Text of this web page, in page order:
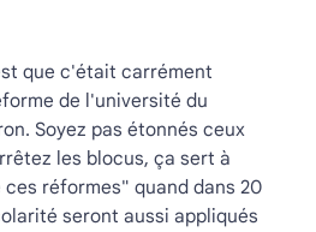
que c'était carrément
de l'université du
Soyez pas étonnés ceux
les blocus, ça sert à
réformes" quand dans 20
seront aussi appliqués